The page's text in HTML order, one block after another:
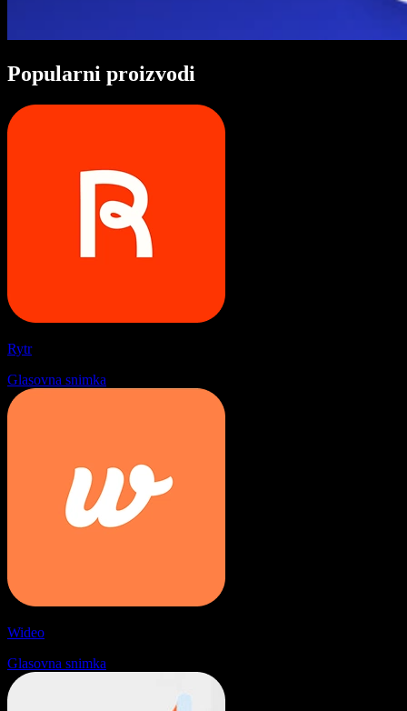
Popularni proizvodi
Rytr
Glasovna snimka
Wideo
Glasovna snimka